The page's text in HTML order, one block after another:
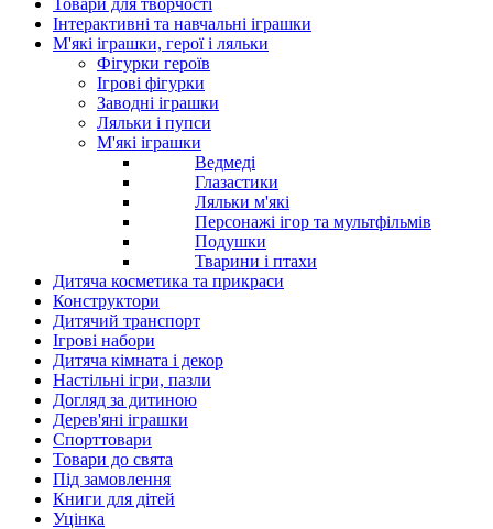
Інтерактивні та навчальні іграшки
М'які іграшки, герої і ляльки
Фігурки героїв
Ігрові фігурки
Заводні іграшки
Ляльки і пупси
М'які іграшки
Ведмеді
Глазастики
Ляльки м'які
Персонажі ігор та мультфільмів
Подушки
Тварини і птахи
Дитяча косметика та прикраси
Конструктори
Дитячий транспорт
Ігрові набори
Дитяча кімната і декор
Настільні ігри, пазли
Догляд за дитиною
Дерев'яні іграшки
Спорттовари
Товари до свята
Під замовлення
Книги для дітей
Уцінка